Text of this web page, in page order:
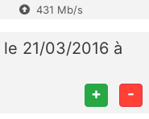
431 Mb/s
le 21/03/2016 à
+ -